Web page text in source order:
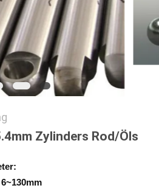
Zylinders Rod/Öls